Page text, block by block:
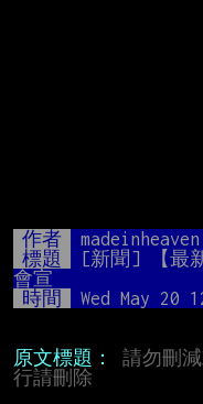
作者
標題
[新聞] 【最
會宣
時間
Wed May 20
原文標題：
請勿刪
行請刪除